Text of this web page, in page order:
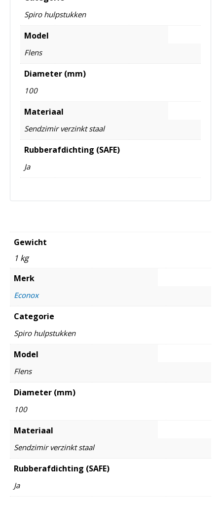
Spiro hulpstukken
Model
Flens
Diameter (mm)
100
Materiaal
Sendzimir verzinkt staal
Rubberafdichting (SAFE)
Ja
Gewicht
1 kg
Merk
Econox
Categorie
Spiro hulpstukken
Model
Flens
Diameter (mm)
100
Materiaal
Sendzimir verzinkt staal
Rubberafdichting (SAFE)
Ja